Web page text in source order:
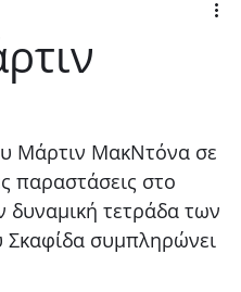
Μάρτιν ΜακΝτόνα σε
παραστάσεις στο
τετράδα των
Σκαφίδα συμπληρώνει